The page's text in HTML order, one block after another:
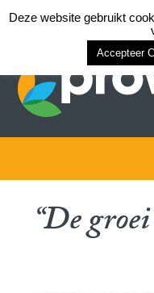
“De
Deze website gebruikt
Accepteer